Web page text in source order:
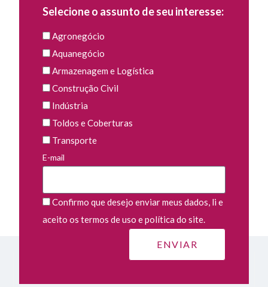
Selecione o assunto de seu interesse:
Agronegócio
Aquanegócio
Armazenagem e Logística
Construção Civil
Indústria
Toldos e Coberturas
Transporte
E-mail
Confirmo que desejo enviar meus dados, li e
aceito os termos de uso e política do site.